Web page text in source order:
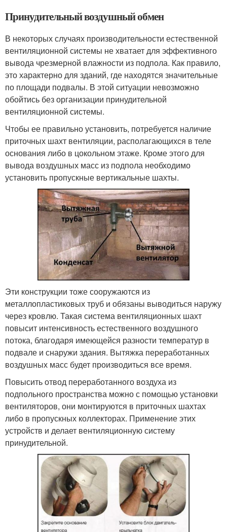
Принудительный воздушный обмен
В некоторых случаях производительности естественной
вентиляционной системы не хватает для эффективного
вывода чрезмерной влажности из подпола. Как правило,
это характерно для зданий, где находятся значительные
по площади подвалы. В этой ситуации невозможно
обойтись без организации принудительной
вентиляционной системы.
Чтобы ее правильно установить, потребуется наличие
приточных шахт вентиляции, располагающихся в теле
основания либо в цокольном этаже. Кроме этого для
вывода воздушных масс из подпола необходимо
установить пропускные вертикальные шахты.
Эти конструкции тоже сооружаются из
металлопластиковых труб и обязаны выводиться наружу
через кровлю. Такая система вентиляционных шахт
повысит интенсивность естественного воздушного
потока, благодаря имеющейся разности температур в
подвале и снаружи здания. Вытяжка переработанных
воздушных масс будет производиться все время.
Повысить отвод переработанного воздуха из
подпольного пространства можно с помощью установки
вентиляторов, они монтируются в приточных шахтах
либо в пропускных коллекторах. Применение этих
устройств и делает вентиляционную систему
принудительной.